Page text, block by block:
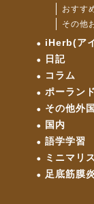
おすす
その他
iHerb(ア
日記
コラム
ポーランド
その他外国
国内
語学学習
ミニマリ
足底筋膜炎